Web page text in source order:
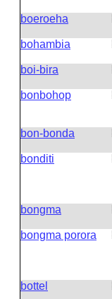
boeroeha
bohambia
boi-bira
bonbohop
bon-bonda
bonditi
bongma
bongma porora
bottel